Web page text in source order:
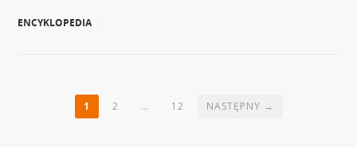
ENCYKLOPEDIA
1 2 … 12 NASTĘPNY →